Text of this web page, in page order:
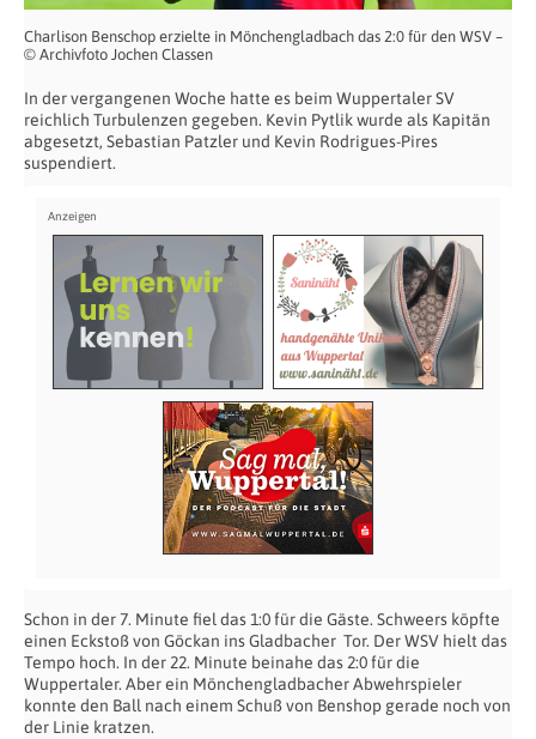
Charlison Benschop erzielte in Mönchengladbach das 2:0 für den WSV –
© Archivfoto Jochen Classen
In der vergangenen Woche hatte es beim Wuppertaler SV
reichlich Turbulenzen gegeben. Kevin Pytlik wurde als Kapitän
abgesetzt, Sebastian Patzler und Kevin Rodrigues-Pires
suspendiert.
Schon in der 7. Minute fiel das 1:0 für die Gäste. Schweers köpfte
einen Eckstoß von Göckan ins Gladbacher Tor. Der WSV hielt das
Tempo hoch. In der 22. Minute beinahe das 2:0 für die
Wuppertaler. Aber ein Mönchengladbacher Abwehrspieler
konnte den Ball nach einem Schuß von Benshop gerade noch von
der Linie kratzen.